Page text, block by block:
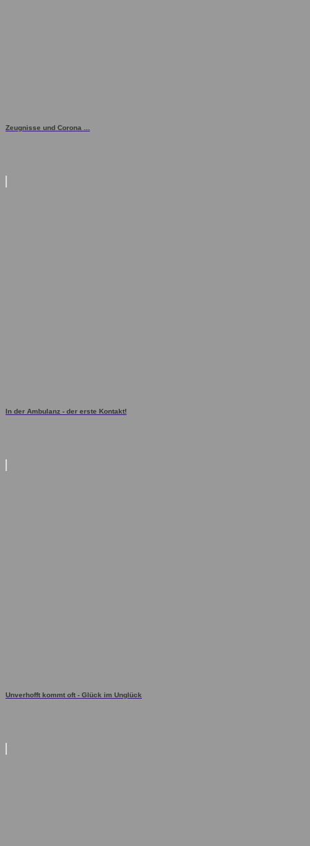
Zeugnisse und Corona ...
In der Ambulanz - der erste Kontakt!
Unverhofft kommt oft - Glück im Unglück